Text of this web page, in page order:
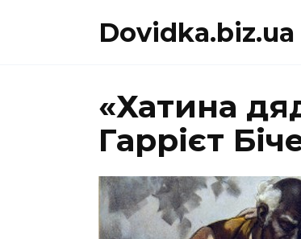
Dovidka.biz.ua
«Хатина
Гаррієт